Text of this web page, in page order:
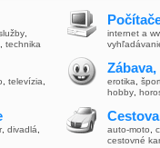
technika
televízia
, divadlá
internet a
erotika
hobby
auto-moto
cestovné